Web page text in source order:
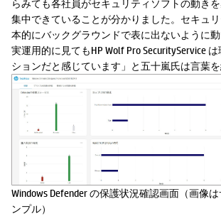
らみても各社員がセキュリティソフトの動き
集中できていることが分かりました。セキュ
本的にバックグラウンドで表に出ないように動
実運用的に見てもHP Wolf Pro SecurityService
ションだと感じています」と五十嵐氏は言葉を
Windows Defender の保護状況確認画面（画像
ンプル）